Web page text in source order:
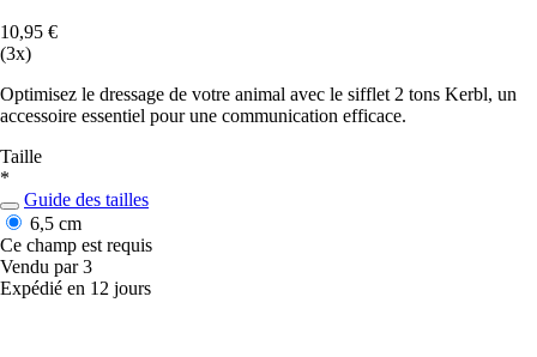
10,95 €
(3x)
Optimisez le dressage de votre animal avec le sifflet 2 tons Kerbl, un
accessoire essentiel pour une communication efficace.
Taille
*
Guide des tailles
6,5 cm
Ce champ est requis
Vendu par 3
Expédié en 12 jours